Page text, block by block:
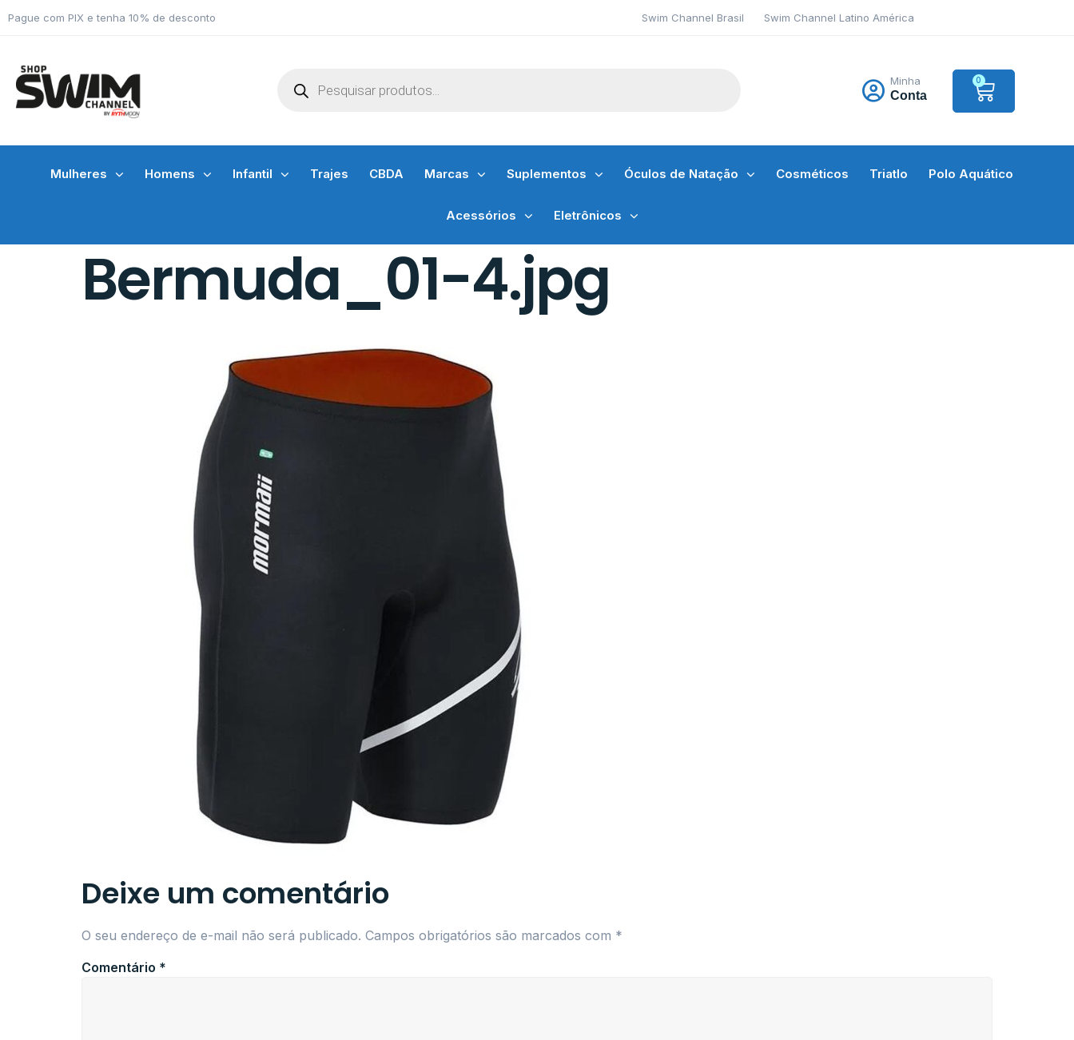
Pague com PIX e tenha 10% de desconto Swim Channel Brasil Swim Channel Latino América
Minha
Conta
0
Mulheres Homens Infantil Trajes CBDA Marcas Suplementos Óculos de Natação Cosméticos Triatlo Polo Aquático
Acessórios Eletrônicos
Bermuda_01-4.jpg
Deixe um comentário
O seu endereço de e-mail não será publicado. Campos obrigatórios são marcados com *
Comentário *